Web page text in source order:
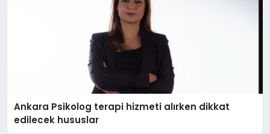
Ankara Psikolog terapi hizmeti alırken dikkat
edilecek hususlar